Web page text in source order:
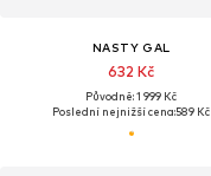
NASTY GAL
632 Kč
Původně: 1 999 Kč
Poslední nejnižší cena:589 Kč